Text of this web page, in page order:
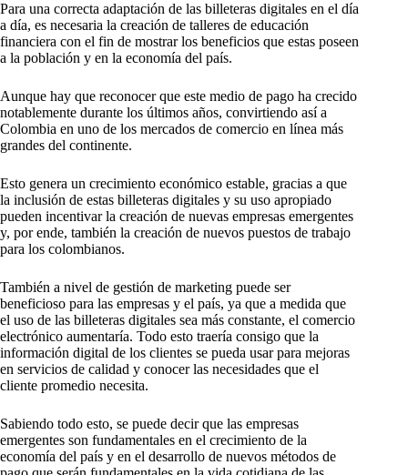
Para una correcta adaptación de las billeteras digitales en el día
a día, es necesaria la creación de talleres de educación
financiera con el fin de mostrar los beneficios que estas poseen
a la población y en la economía del país.
Aunque hay que reconocer que este medio de pago ha crecido
notablemente durante los últimos años, convirtiendo así a
Colombia en uno de los mercados de comercio en línea más
grandes del continente.
Esto genera un crecimiento económico estable, gracias a que
la inclusión de estas billeteras digitales y su uso apropiado
pueden incentivar la creación de nuevas empresas emergentes
y, por ende, también la creación de nuevos puestos de trabajo
para los colombianos.
También a nivel de gestión de marketing puede ser
beneficioso para las empresas y el país, ya que a medida que
el uso de las billeteras digitales sea más constante, el comercio
electrónico aumentaría. Todo esto traería consigo que la
información digital de los clientes se pueda usar para mejoras
en servicios de calidad y conocer las necesidades que el
cliente promedio necesita.
Sabiendo todo esto, se puede decir que las empresas
emergentes son fundamentales en el crecimiento de la
economía del país y en el desarrollo de nuevos métodos de